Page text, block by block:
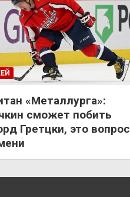
«Металлурга»:
сможет побить
Гретцки, это вопрос